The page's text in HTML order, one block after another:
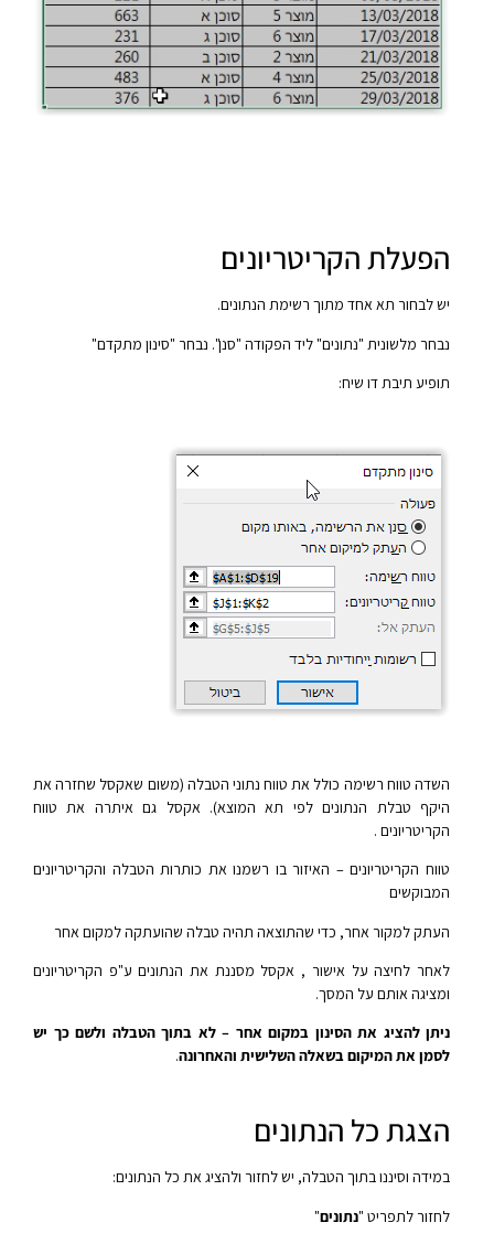
הפעלת הקריטריונים
יש לבחור תא אחד מתוך רשימת הנתונים.
נבחר מלשונית "נתונים" ליד הפקודה "סנן". נבחר "סינון מתקדם"
תופיע תיבת דו שיח:
השדה טווח רשימה כולל את טווח נתוני הטבלה (משום שאקסל שחזרה את
היקף טבלת הנתונים לפי תא המוצא). אקסל גם איתרה את טווח
הקריטריונים .
טווח הקריטריונים – האיזור בו רשמנו את כותרות הטבלה והקריטריונים
המבוקשים
העתק למקור אחר, כדי שהתוצאה תהיה טבלה שהועתקה למקום אחר
לאחר לחיצה על אישור , אקסל מסננת את הנתונים ע"פ הקריטריונים
ומציגה אותם על המסך.
ניתן להציג את הסינון במקום אחר – לא בתוך הטבלה ולשם כך יש
לסמן את המיקום בשאלה השלישית והאחרונה.
הצגת כל הנתונים
במידה וסיננו בתוך הטבלה, יש לחזור ולהציג את כל הנתונים:
לחזור לתפריט "נתונים"